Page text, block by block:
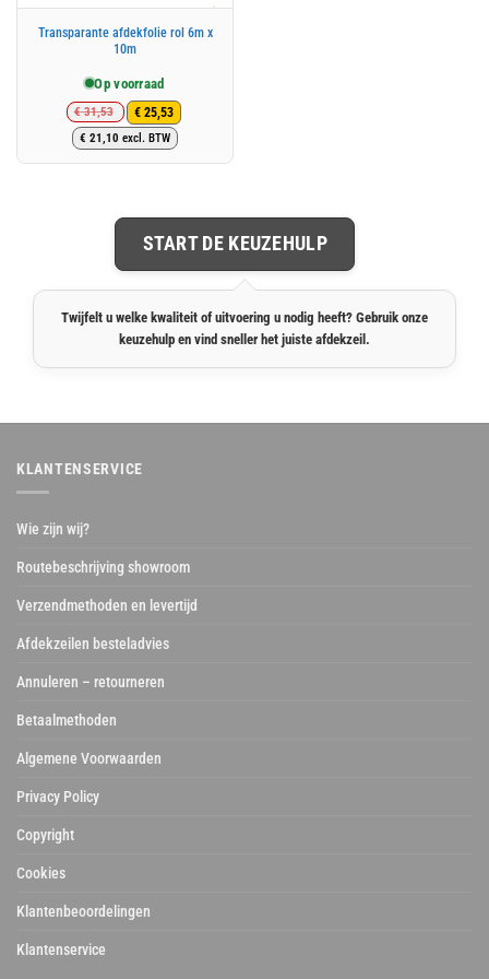
Transparante afdekfolie rol 6m x
10m
Op voorraad
€31,53
Oorspronkelijke
prijs
was:
€ 25,53
Huidige
prijs
is:
€ 21,10 excl. BTW
START DE KEUZEHULP
Twijfelt u welke kwaliteit of uitvoering u nodig heeft? Gebruik onze
keuzehulp en vind sneller het juiste afdekzeil.
KLANTENSERVICE
Wie zijn wij?
Routebeschrijving showroom
Verzendmethoden en levertijd
Afdekzeilen besteladvies
Annuleren – retourneren
Betaalmethoden
Algemene Voorwaarden
Privacy Policy
Copyright
Cookies
Klantenbeoordelingen
Klantenservice